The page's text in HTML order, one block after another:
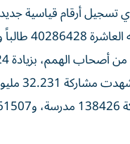
تسجيل أرقام قياسية